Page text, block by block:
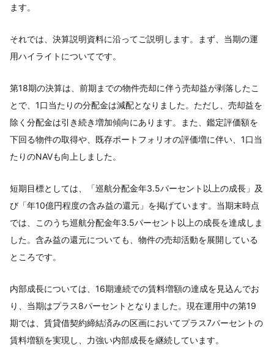
ます。
それでは、決算説明資料に沿ってご説明します。まず、当期の運
用ハイライトについてです。
第18期の決算は、前期までの物件売却に伴う売却益が剥落したこ
とで、1口当たりの分配金は減配となりました。ただし、売却益を
除く分配金は引き続き増加傾向にあります。また、鑑定評価額を
下回る物件の取得や、既存ポートフォリオの評価増に伴い、1口当
たりのNAVも向上しました。
短期目標としては、「巡航分配金年3.5パーセント以上の成長」及
び「年10億円程度の含み益の還元」を掲げています。当期末時点
では、このうち巡航分配金年3.5パーセント以上の成長を達成しま
した。含み益の還元についても、物件の売却活動を展開している
ところです。
内部成長については、16期連続での賃料増額の達成を見込んでお
り、当期はプラス8パーセントとなりました。現在運用中の第19
期では、賃貸借契約締結済みの区画においてプラス7パーセントの
賃料増額を実現し、力強い内部成長を継続しています。